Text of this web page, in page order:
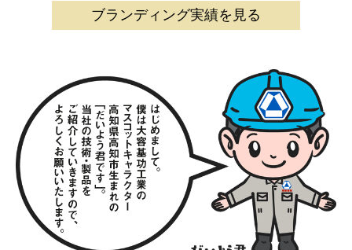
ブランディング実績を見る